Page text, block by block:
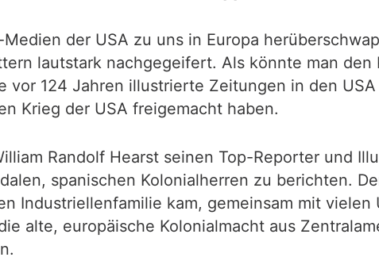
der USA zu uns in Europa
lautstark nachgegeifert. Als könnte man
vor 124 Jahren illustrierte Zeitungen in den
Krieg der USA freigemacht haben.
Randolf Hearst seinen Top-Reporter und
spanischen Kolonialherren zu berichten.
Industriellenfamilie kam, gemeinsam mit
alte, europäische Kolonialmacht aus